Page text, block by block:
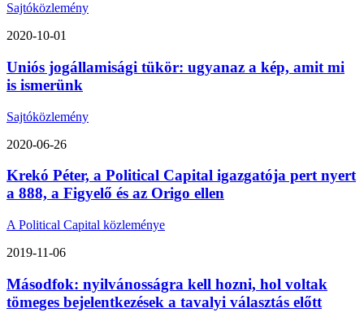
Sajtóközlemény
2020-10-01
Uniós jogállamisági tükör: ugyanaz a kép, amit mi
is ismerünk
Sajtóközlemény
2020-06-26
Krekó Péter, a Political Capital igazgatója pert nyert
a 888, a Figyelő és az Origo ellen
A Political Capital közleménye
2019-11-06
Másodfok: nyilvánosságra kell hozni, hol voltak
tömeges bejelentkezések a tavalyi választás előtt